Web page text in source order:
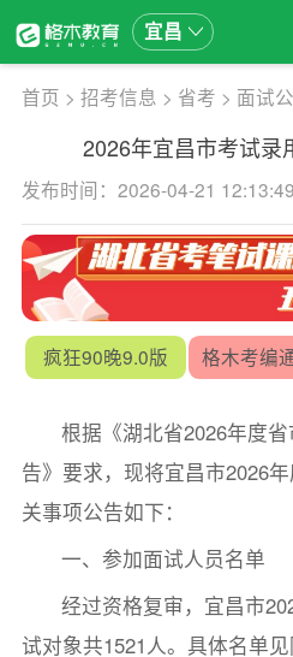
宜昌
首页 > 招考信息 > 省考 > 面试
2026年宜昌市考试录
发布时间：2026-04-21 12:13:49
疯狂90晚9.0版 格木考编
根据《湖北省2026年度
告》要求，现将宜昌市2026
关事项公告如下：
一、参加面试人员名单
经过资格复审，宜昌市
试对象共1521人。具体名单见